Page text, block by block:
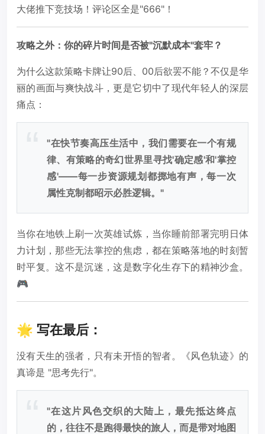
大佬推下竞技场！评论区全是"666"！
攻略之外：你的碎片时间是否被"沉默成本"套牢？
为什么这款策略卡牌让90后、00后欲罢不能？不仅是华
丽的画面与爽快战斗，更是它切中了现代年轻人的深层
痛点：
"在快节奏高压生活中，我们需要在一个有规
律、有策略的奇幻世界里寻找'确定感'和'掌控
感'——每一步资源规划都掷地有声，每一次
属性克制都昭示必胜逻辑。"
当你在地铁上刷一次英雄试炼，当你睡前部署完明日体
力计划，那些无法掌控的焦虑，都在策略落地的时刻暂
时平复。这不是沉迷，这是数字化生存下的精神沙盒。
🎮
🌟 写在最后：
没有天生的强者，只有未开悟的智者。《风色轨迹》的
真谛是 "思考先行"。
"在这片风色交织的大陆上，最先抵达终点
的，往往不是跑得最快的旅人，而是带对地图